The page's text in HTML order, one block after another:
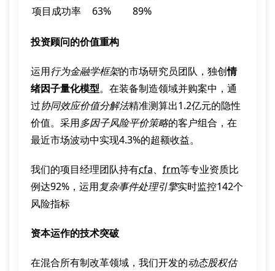
项目成功率
63% 89%
投资顾问的价值重构
运用行为金融学框架的市场研究员团队，独创情
绪因子量化模型。在装备制造领域并购案中，通
过协同效应价值分解法精准测算出1.2亿元的隐性
价值。采用多因子风险平价策略的客户组合，在
最近市场波动中实现4.3%的超额收益。
我们的项目经理团队持有cfa、 frm等专业资质比
例达92%，运用复杂事件处理引擎实时监控142个
风险指标
资本运作的技术突破
在混合所有制改革领域，我们开发的动态股权估